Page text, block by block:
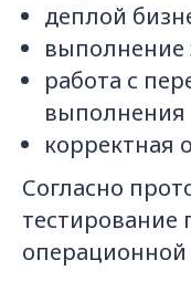
деплой
выполнение
работа с
выполнения
корректная
Согласно
тестирование